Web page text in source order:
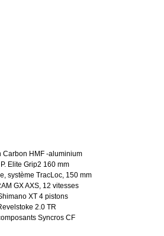
Carbon HMF -aluminium
Elite Grip2 160 mm
système TracLoc, 150 mm
GX AXS, 12 vitesses
XT 4 pistons
2.0 TR
Syncros CF